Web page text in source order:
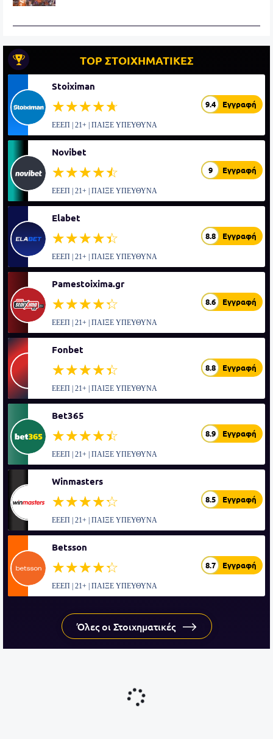
TOP ΣΤΟΙΧΗΜΑΤΙΚΕΣ
Stoiximan
☆☆☆☆☆
★★★★★ 9.4 Εγγραφή
ΕΕΕΠ | 21+ | ΠΑΙΞΕ ΥΠΕΥΘΥΝΑ
Novibet
☆☆☆☆☆
★★★★★ 9 Εγγραφή
ΕΕΕΠ | 21+ | ΠΑΙΞΕ ΥΠΕΥΘΥΝΑ
Elabet
☆☆☆☆☆
★★★★★ 8.8 Εγγραφή
ΕΕΕΠ | 21+ | ΠΑΙΞΕ ΥΠΕΥΘΥΝΑ
Pamestoixima.gr
☆☆☆☆☆
★★★★★ 8.6 Εγγραφή
ΕΕΕΠ | 21+ | ΠΑΙΞΕ ΥΠΕΥΘΥΝΑ
Fonbet
☆☆☆☆☆
★★★★★ 8.8 Εγγραφή
ΕΕΕΠ | 21+ | ΠΑΙΞΕ ΥΠΕΥΘΥΝΑ
Bet365
☆☆☆☆☆
★★★★★ 8.9 Εγγραφή
ΕΕΕΠ | 21+ | ΠΑΙΞΕ ΥΠΕΥΘΥΝΑ
Winmasters
☆☆☆☆☆
★★★★★ 8.5 Εγγραφή
ΕΕΕΠ | 21+ | ΠΑΙΞΕ ΥΠΕΥΘΥΝΑ
Betsson
☆☆☆☆☆
★★★★★ 8.7 Εγγραφή
ΕΕΕΠ | 21+ | ΠΑΙΞΕ ΥΠΕΥΘΥΝΑ
Όλες οι Στοιχηματικές